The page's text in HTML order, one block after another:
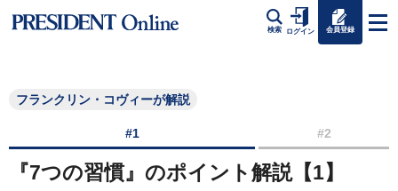
検索 ログイン 会員登録
フランクリン・コヴィーが解説
#1 #2
『7つの習慣』のポイント解説【1】